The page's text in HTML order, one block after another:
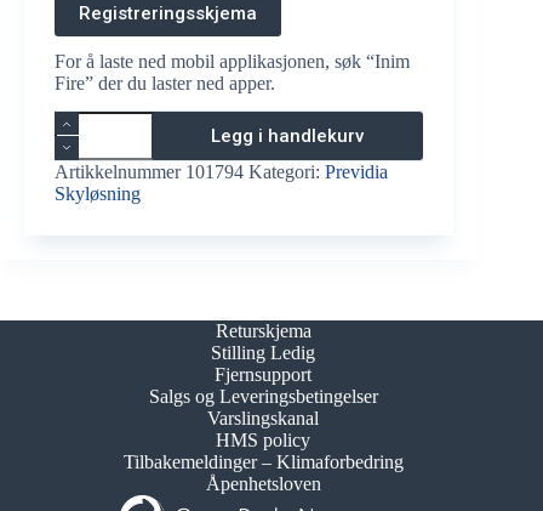
Registreringsskjema
For å laste ned mobil applikasjonen, søk “Inim
Fire” der du laster ned apper.
Skyløsning
Previdia
antall
Legg i handlekurv
Artikkelnummer 101794 Kategori: Previdia
Skyløsning
Returskjema
Stilling Ledig
Fjernsupport
Salgs og Leveringsbetingelser
Varslingskanal
HMS policy
Tilbakemeldinger – Klimaforbedring
Åpenhetsloven